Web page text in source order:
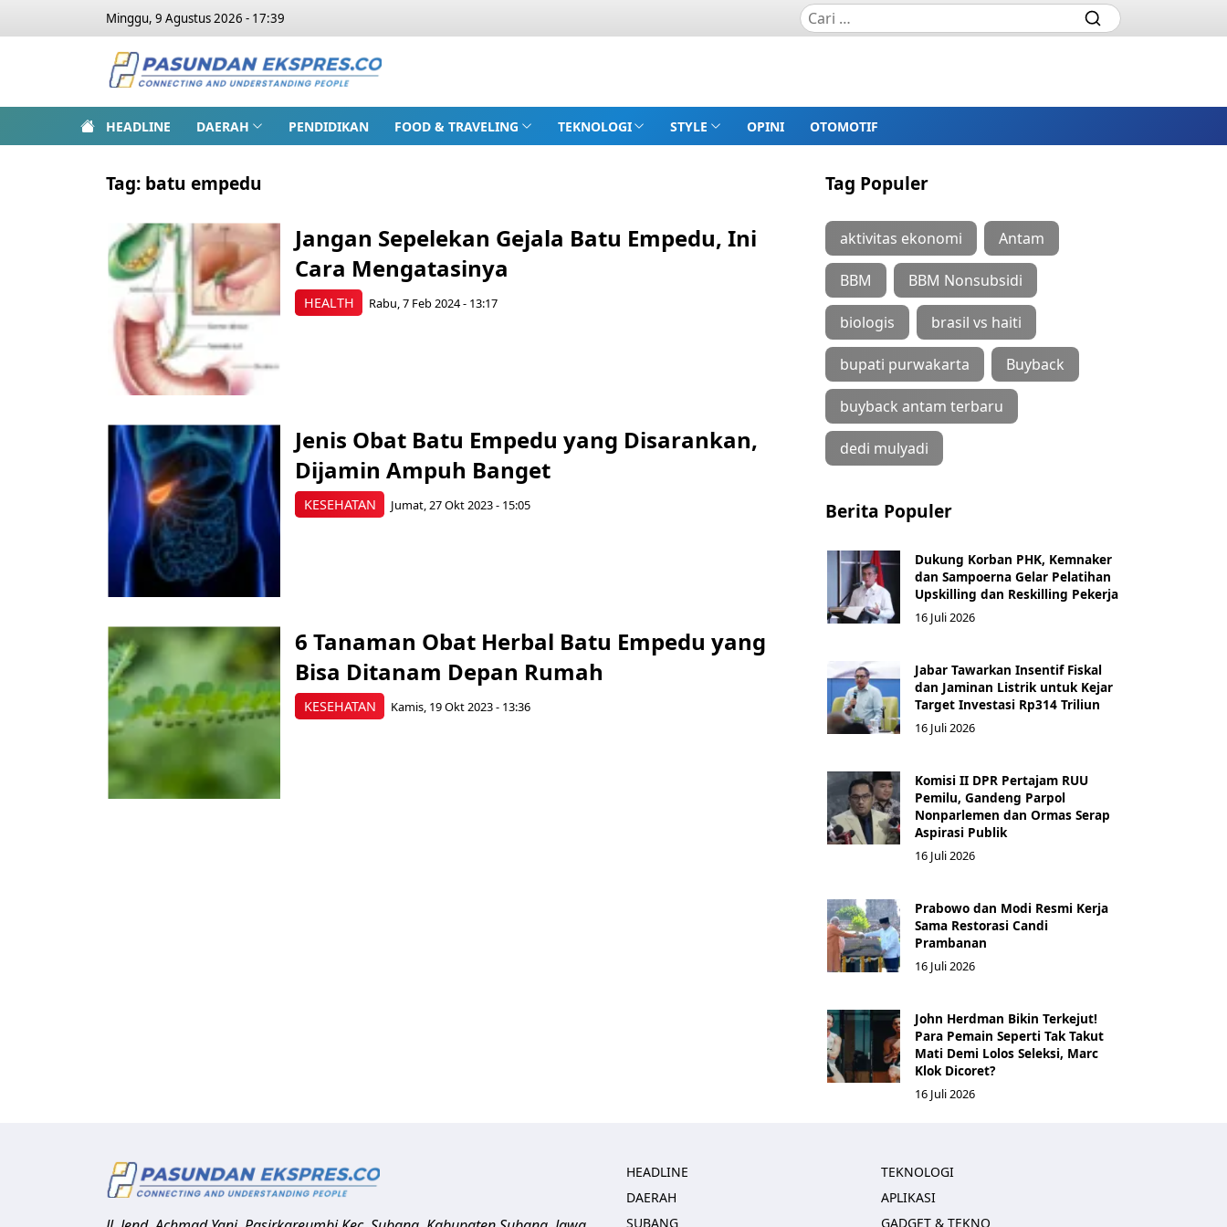
Minggu, 9 Agustus 2026 - 17:39
HEADLINE DAERAH PENDIDIKAN FOOD & TRAVELING TEKNOLOGI STYLE OPINI OTOMOTIF
Tag: batu empedu
HEALTH
Jangan Sepelekan Gejala Batu Empedu, Ini
Cara Mengatasinya
Rabu, 7 Feb 2024 - 13:17
KESEHATAN
Jenis Obat Batu Empedu yang Disarankan,
Dijamin Ampuh Banget
Jumat, 27 Okt 2023 - 15:05
KESEHATAN
6 Tanaman Obat Herbal Batu Empedu yang
Bisa Ditanam Depan Rumah
Kamis, 19 Okt 2023 - 13:36
Tag Populer
aktivitas ekonomi Antam
BBM BBM Nonsubsidi
biologis brasil vs haiti
bupati purwakarta Buyback
buyback antam terbaru
dedi mulyadi
Berita Populer
Dukung Korban PHK, Kemnaker
dan Sampoerna Gelar Pelatihan
Upskilling dan Reskilling Pekerja
16 Juli 2026
Jabar Tawarkan Insentif Fiskal
dan Jaminan Listrik untuk Kejar
Target Investasi Rp314 Triliun
16 Juli 2026
Komisi II DPR Pertajam RUU
Pemilu, Gandeng Parpol
Nonparlemen dan Ormas Serap
Aspirasi Publik
16 Juli 2026
Prabowo dan Modi Resmi Kerja
Sama Restorasi Candi
Prambanan
16 Juli 2026
John Herdman Bikin Terkejut!
Para Pemain Seperti Tak Takut
Mati Demi Lolos Seleksi, Marc
Klok Dicoret?
16 Juli 2026
HEADLINE
DAERAH
SUBANG
TEKNOLOGI
APLIKASI
GADGET & TEKNO